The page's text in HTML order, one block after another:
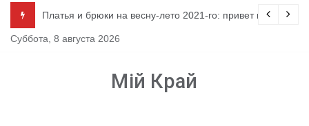
содержимому
Платья и брюки на весну-лето 2021-го: привет из 80-х
Суббота, 8 августа 2026
Мій Край